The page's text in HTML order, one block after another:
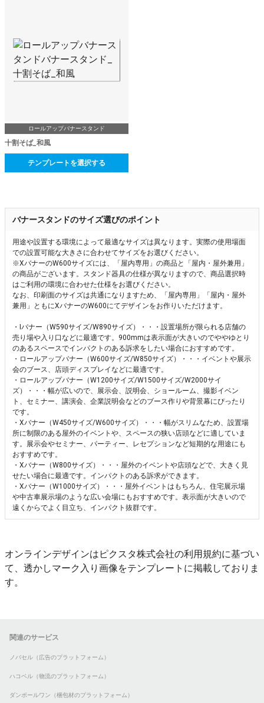
ロールアップバナースタンド
十割そば_和風
テンプレートを選択する
バナースタンドのサイズ選びのポイント
用途や設置する環境によって最適なサイズは異なります。実際の使用場面
での設置可能な大きさに合わせてサイズをお選びください。
※XバナーのW600サイズには、「屋内専用」の商品と「屋内・屋外兼用」
の商品がございます。スタンド器具の仕様が異なりますので、商品選択時
はご利用の環境に合わせた仕様をお選びください。
なお、印刷面のサイズは共通になりますため、「屋内専用」「屋内・屋外
兼用」ともにXバナーのW600にてデザインをお作りいただけます。
・Iバナー（W590サイズ/W890サイズ）・・・設置場所が限られる店舗の
売り場や入り口などに最適です。900mmは表示面が大きいのでややゆとり
のあるスペースでインパクトのある訴求をしたい場合におすすめです。
・ロールアップバナー（W600サイズ/W850サイズ）・・・イベントや展示
会のブース、店頭ディスプレイなどに最適です。
・ロールアップバナー（W1200サイズ/W1500サイズ/W2000サイ
ズ）・・・幅が広いので、展示会、説明会、ショールーム、撮影イベン
ト、セミナー、講演会、企業説明会などのブース作りや背景幕にぴったり
です。
・Xバナー（W450サイズ/W600サイズ）・・・幅がスリムなため、設置場
所に制限のある屋外のイベントや、スペースの狭い店頭などに適していま
す。展示会やセミナー、パーティー、レセプションなど短期的な用途にも
おすすめです。
・Xバナー（W800サイズ）・・・屋外のイベントや店頭などで、大きく見
せたい場合に最適です。インパクトのある訴求ができます。
・Xバナー（W1000サイズ）・・・屋外イベントはもちろん、住宅展示場
や中古車展示場のような広い会場にもおすすめです。表示面が大きいので
遠くからでよく目立ち、インパクト抜群です。
オンラインデザインはピクスタ株式会社の利用規約に基づい
て、透かしマーク入り画像をテンプレートに掲載しておりま
す。
関連のサービス
ノバセル（広告のプラットフォーム）
ハコベル（物流のプラットフォーム）
ダンボールワン（梱包材のプラットフォーム）